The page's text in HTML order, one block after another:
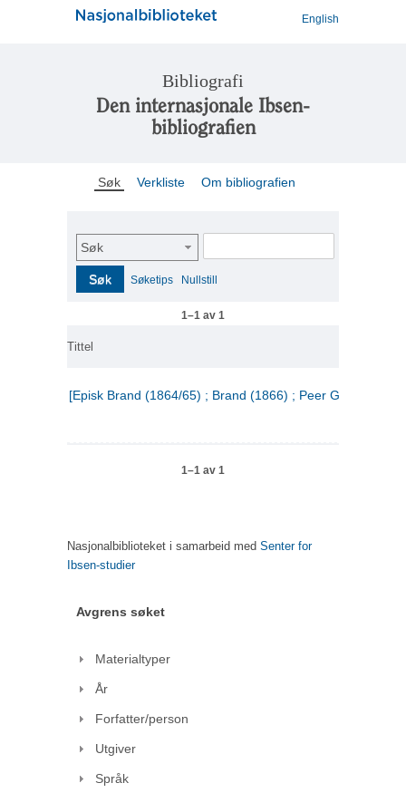
English
Bibliografi
Den internasjonale Ibsen-
bibliografien
Søk Verkliste Om bibliografien
Søk
Søk Søketips Nullstill
1–1 av 1
Tittel
[Episk Brand (1864/65) ; Brand (1866) ; Peer Gynt (1867)]
1–1 av 1
Nasjonalbiblioteket i samarbeid med Senter for
Ibsen-studier
Avgrens søket
Materialtyper
År
Forfatter/person
Utgiver
Språk